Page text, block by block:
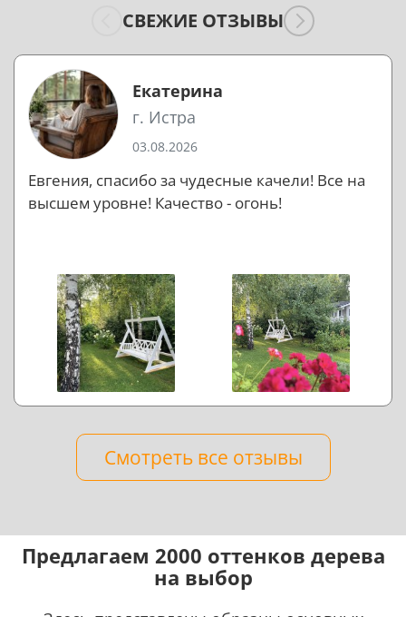
СВЕЖИЕ ОТЗЫВЫ
Екатерина
г. Истра
03.08.2026
Евгения, спасибо за чудесные качели! Все на
высшем уровне! Качество - огонь!
Смотреть все отзывы
Предлагаем 2000 оттенков дерева
на выбор